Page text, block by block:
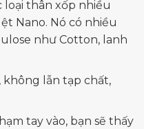
loại thân xốp nhiều
Nano. Nó có nhiều
như Cotton, lanh
không lẫn tạp chất,
tay vào, bạn sẽ thấy